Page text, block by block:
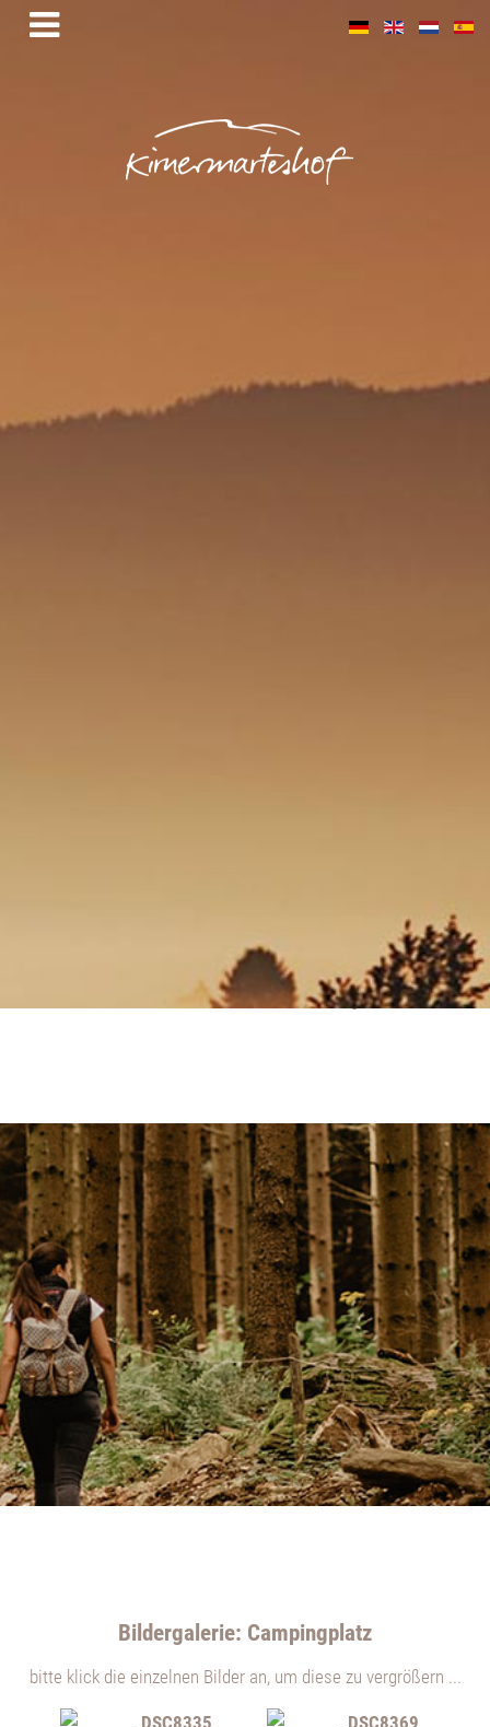
Wenn Du Interesse hast, kannst Du uns aber gerne kontaktieren
und wir setzen Dich auf unsere "Warteliste". Wir bitten um
Verständnis, dass Dauerwohnen bei uns nicht geduldet wird.
Bildergalerie: Campingplatz
bitte klick die einzelnen Bilder an, um diese zu vergrößern ...